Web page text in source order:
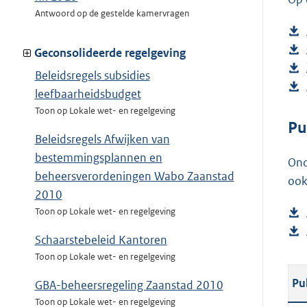
Antwoord op de gestelde kamervragen
Geconsolideerde regelgeving
Beleidsregels subsidies
leefbaarheidsbudget
Toon op Lokale wet- en regelgeving
Beleidsregels Afwijken van
bestemmingsplannen en
beheersverordeningen Wabo Zaanstad
2010
Toon op Lokale wet- en regelgeving
Schaarstebeleid Kantoren
Toon op Lokale wet- en regelgeving
GBA-beheersregeling Zaanstad 2010
Toon op Lokale wet- en regelgeving